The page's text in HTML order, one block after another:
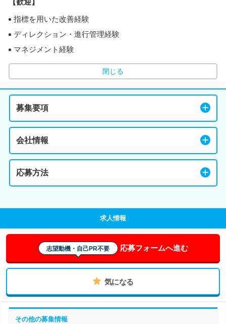
指標を用いた改善経験
ディレクション・進行管理経験
マネジメント経験
閉じる
募集要項
会社情報
応募方法
求人情報
志望動機・自己PR不要 応募フォームへ進む
気になる
その他の募集情報